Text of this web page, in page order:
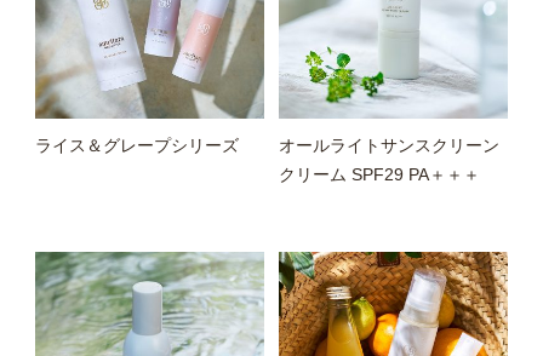
ライス＆グレープシリーズ
オールライトサンスクリーン
クリーム SPF29 PA＋＋＋